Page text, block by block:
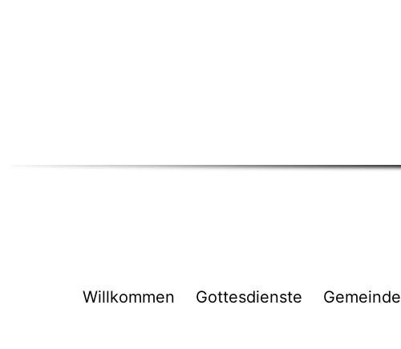
Willkommen Gottesdienste Gemeinde